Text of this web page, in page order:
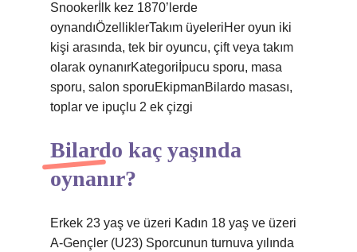
Snookerİlk kez 1870’lerde
oynandıÖzelliklerTakım üyeleriHer oyun iki
kişi arasında, tek bir oyuncu, çift veya takım
olarak oynanırKategoriİpucu sporu, masa
sporu, salon sporuEkipmanBilardo masası,
toplar ve ipuçlu 2 ek çizgi
Bilardo kaç yaşında
oynanır?
Erkek 23 yaş ve üzeri Kadın 18 yaş ve üzeri
A-Gençler (U23) Sporcunun turnuva yılında